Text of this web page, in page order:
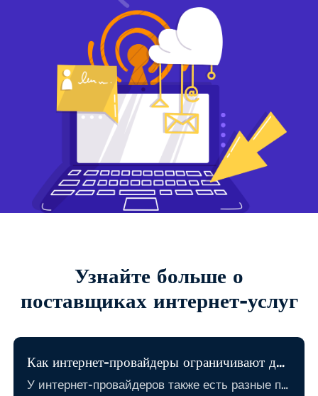
Узнайте больше о
поставщиках интернет-услуг
Как интернет-провайдеры ограничивают доступ в Интернет?
У интернет-провайдеров также есть разные политики, связанные с ограничением определенной онлайн-активности. Некоторые интернет-провайдеры блокируют определенные веб-сайты, что может стать огромной проблемой для пользователей прокси. Те, у кого самая строгая политика, блокируют доступ к платформам социальных сетей, новостным сайтам и многому другому. Блокировка определенных портов также является довольно популярной практикой, серьезно ограничивающей способ доступа пользователей к Интернету и его использования.